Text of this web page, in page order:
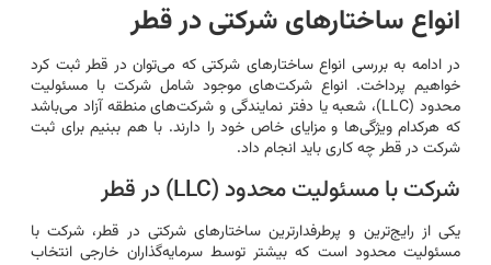
انواع ساختارهای شرکتی در قطر
در ادامه به بررسی انواع ساختارهای شرکتی که می‌توان در قطر ثبت کرد
خواهیم پرداخت. انواع شرکت‌های موجود شامل شرکت با مسئولیت
محدود (LLC)، شعبه یا دفتر نمایندگی و شرکت‌های منطقه آزاد می‌باشد
که هرکدام ویژگی‌ها و مزایای خاص خود را دارند. با هم ببنیم برای ثبت
شرکت در قطر چه کاری باید انجام داد.
شرکت با مسئولیت محدود (LLC) در قطر
یکی از رایج‌ترین و پرطرفدارترین ساختارهای شرکتی در قطر، شرکت با
مسئولیت محدود است که بیشتر توسط سرمایه‌گذاران خارجی انتخاب